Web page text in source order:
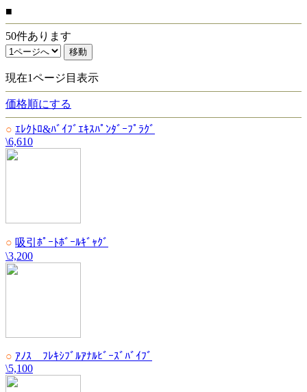
■
50件あります
現在1ページ目表示
価格順にする
○ ｴﾚｸﾄﾛ&ﾊﾞｲﾌﾞｴｷｽﾊﾟﾝﾀﾞｰﾌﾟﾗｸﾞ
\6,610
○ 吸引ﾎﾟｰﾄﾎﾞｰﾙｷﾞｬｸﾞ
\3,200
○ ｱﾉｽ ﾌﾚｷｼﾌﾞﾙｱﾅﾙﾋﾞｰｽﾞﾊﾞｲﾌﾞ
\5,100